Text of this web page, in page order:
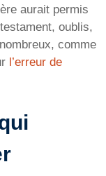
aurait permis
oublis,
comme
l’erreur de